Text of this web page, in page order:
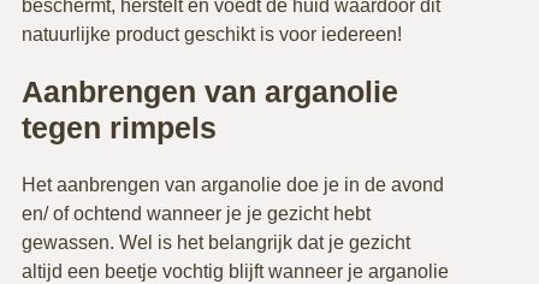
beschermt, herstelt en voedt de huid waardoor dit
natuurlijke product geschikt is voor iedereen!
Aanbrengen van arganolie
tegen rimpels
Het aanbrengen van arganolie doe je in de avond
en/ of ochtend wanneer je je gezicht hebt
gewassen. Wel is het belangrijk dat je gezicht
altijd een beetje vochtig blijft wanneer je arganolie